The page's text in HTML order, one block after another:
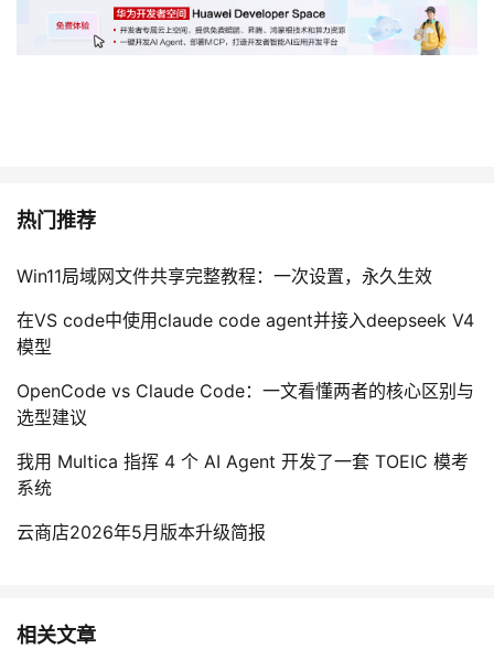
热门推荐
Win11局域网文件共享完整教程：一次设置，永久生效
在VS code中使用claude code agent并接入deepseek V4
模型
OpenCode vs Claude Code：一文看懂两者的核心区别与
选型建议
我用 Multica 指挥 4 个 AI Agent 开发了一套 TOEIC 模考
系统
云商店2026年5月版本升级简报
相关文章